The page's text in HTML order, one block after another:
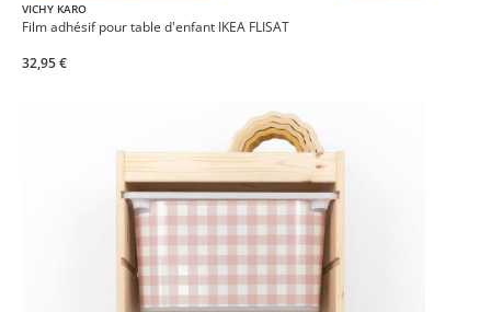
VICHY KARO
Film adhésif pour table d'enfant IKEA FLISAT
32,95 €